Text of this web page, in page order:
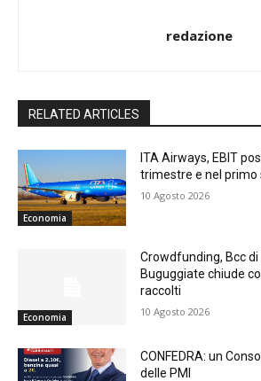
redazione
RELATED ARTICLES
Economia
ITA Airways, EBIT
trimestre e nel primo
10 Agosto 2026
Economia
Crowdfunding, Bcc
Buguggiate chiude
raccolti
10 Agosto 2026
CONFEDRA: un
delle PMI